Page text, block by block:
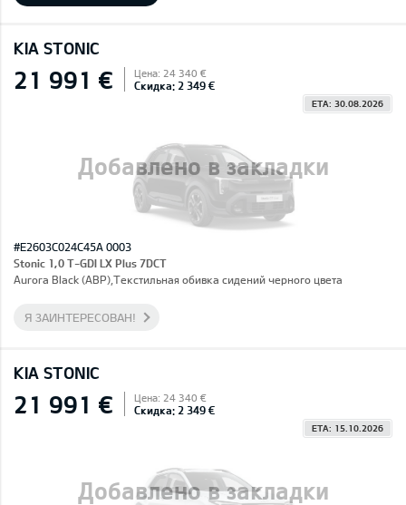
KIA STONIC
Добавлено в закладки
21 991 € Цена: 24 340 €
Скидка: 2 349 €
ETA: 30.08.2026
#E2603C024C45A 0003
Stonic 1,0 T-GDI LX Plus 7DCT
Aurora Black (ABP),Текстильная обивка сидений черного цвета
Я ЗАИНТЕРЕСОВАН!
KIA STONIC
Добавлено в закладки
21 991 € Цена: 24 340 €
Скидка: 2 349 €
ETA: 15.10.2026